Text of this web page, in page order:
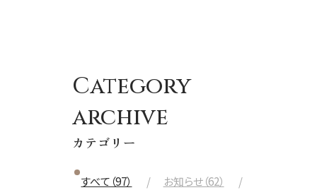
航空会社
出発日
Category
archive
カテゴリー
すべて（97）
お知らせ（62）